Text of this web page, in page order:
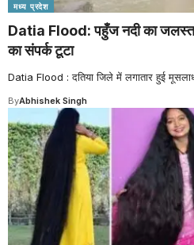
मध्य प्रदेश
Datia Flood: पहुँज नदी का
का संपर्क टूटा
Datia Flood : दतिया जिले में लगातार हुई
ByAbhishek Singh